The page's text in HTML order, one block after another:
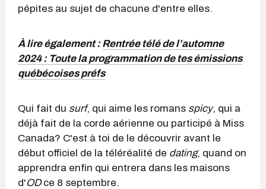
pépites au sujet de chacune d'entre elles.
À lire également :Rentrée télé de l’automne
2024 : Toute la programmation de tes émissions
québécoises préfs
Qui fait du surf, qui aime les romans spicy, qui a
déjà fait de la corde aérienne ou participé à Miss
Canada? C'est à toi de le découvrir avant le
début officiel de la téléréalité de dating, quand on
apprendra enfin qui entrera dans les maisons
d'ODce 8 septembre.